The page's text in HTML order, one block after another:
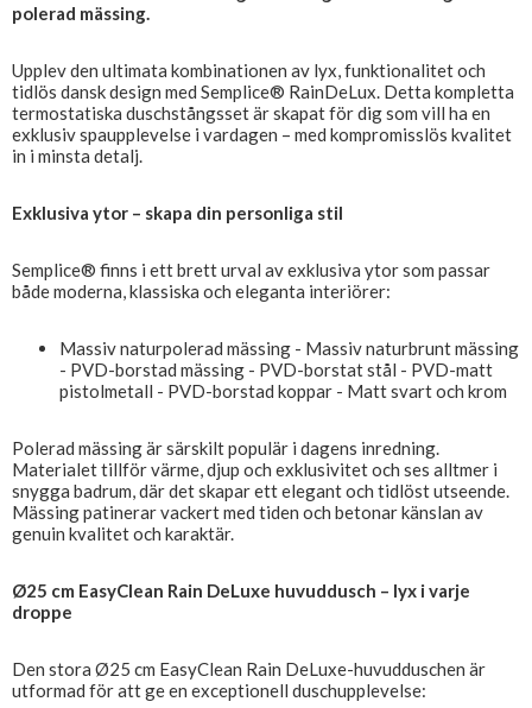
polerad mässing.
Upplev den ultimata kombinationen av lyx, funktionalitet och
tidlös dansk design med Semplice® RainDeLux. Detta kompletta
termostatiska duschstångsset är skapat för dig som vill ha en
exklusiv spaupplevelse i vardagen – med kompromisslös kvalitet
in i minsta detalj.
Exklusiva ytor – skapa din personliga stil
Semplice® finns i ett brett urval av exklusiva ytor som passar
både moderna, klassiska och eleganta interiörer:
Massiv naturpolerad mässing - Massiv naturbrunt mässing
- PVD-borstad mässing - PVD-borstat stål - PVD-matt
pistolmetall - PVD-borstad koppar - Matt svart och krom
Polerad mässing är särskilt populär i dagens inredning.
Materialet tillför värme, djup och exklusivitet och ses alltmer i
snygga badrum, där det skapar ett elegant och tidlöst utseende.
Mässing patinerar vackert med tiden och betonar känslan av
genuin kvalitet och karaktär.
Ø25 cm EasyClean Rain DeLuxe huvuddusch – lyx i varje
droppe
Den stora Ø25 cm EasyClean Rain DeLuxe-huvudduschen är
utformad för att ge en exceptionell duschupplevelse: